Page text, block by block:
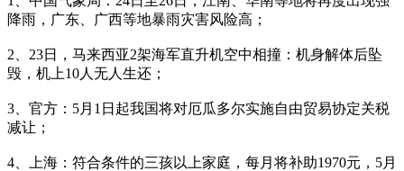
降雨，广东、广西等地暴雨灾害风险高；
2、23日，马来西亚2架海军直升机空中相撞：机身解体后坠
毁，机上10人无人生还；
3、官方：5月1日起我国将对厄瓜多尔实施自由贸易协定关税
减让；
4、上海：符合条件的三孩以上家庭，每月将补助1970元，5月